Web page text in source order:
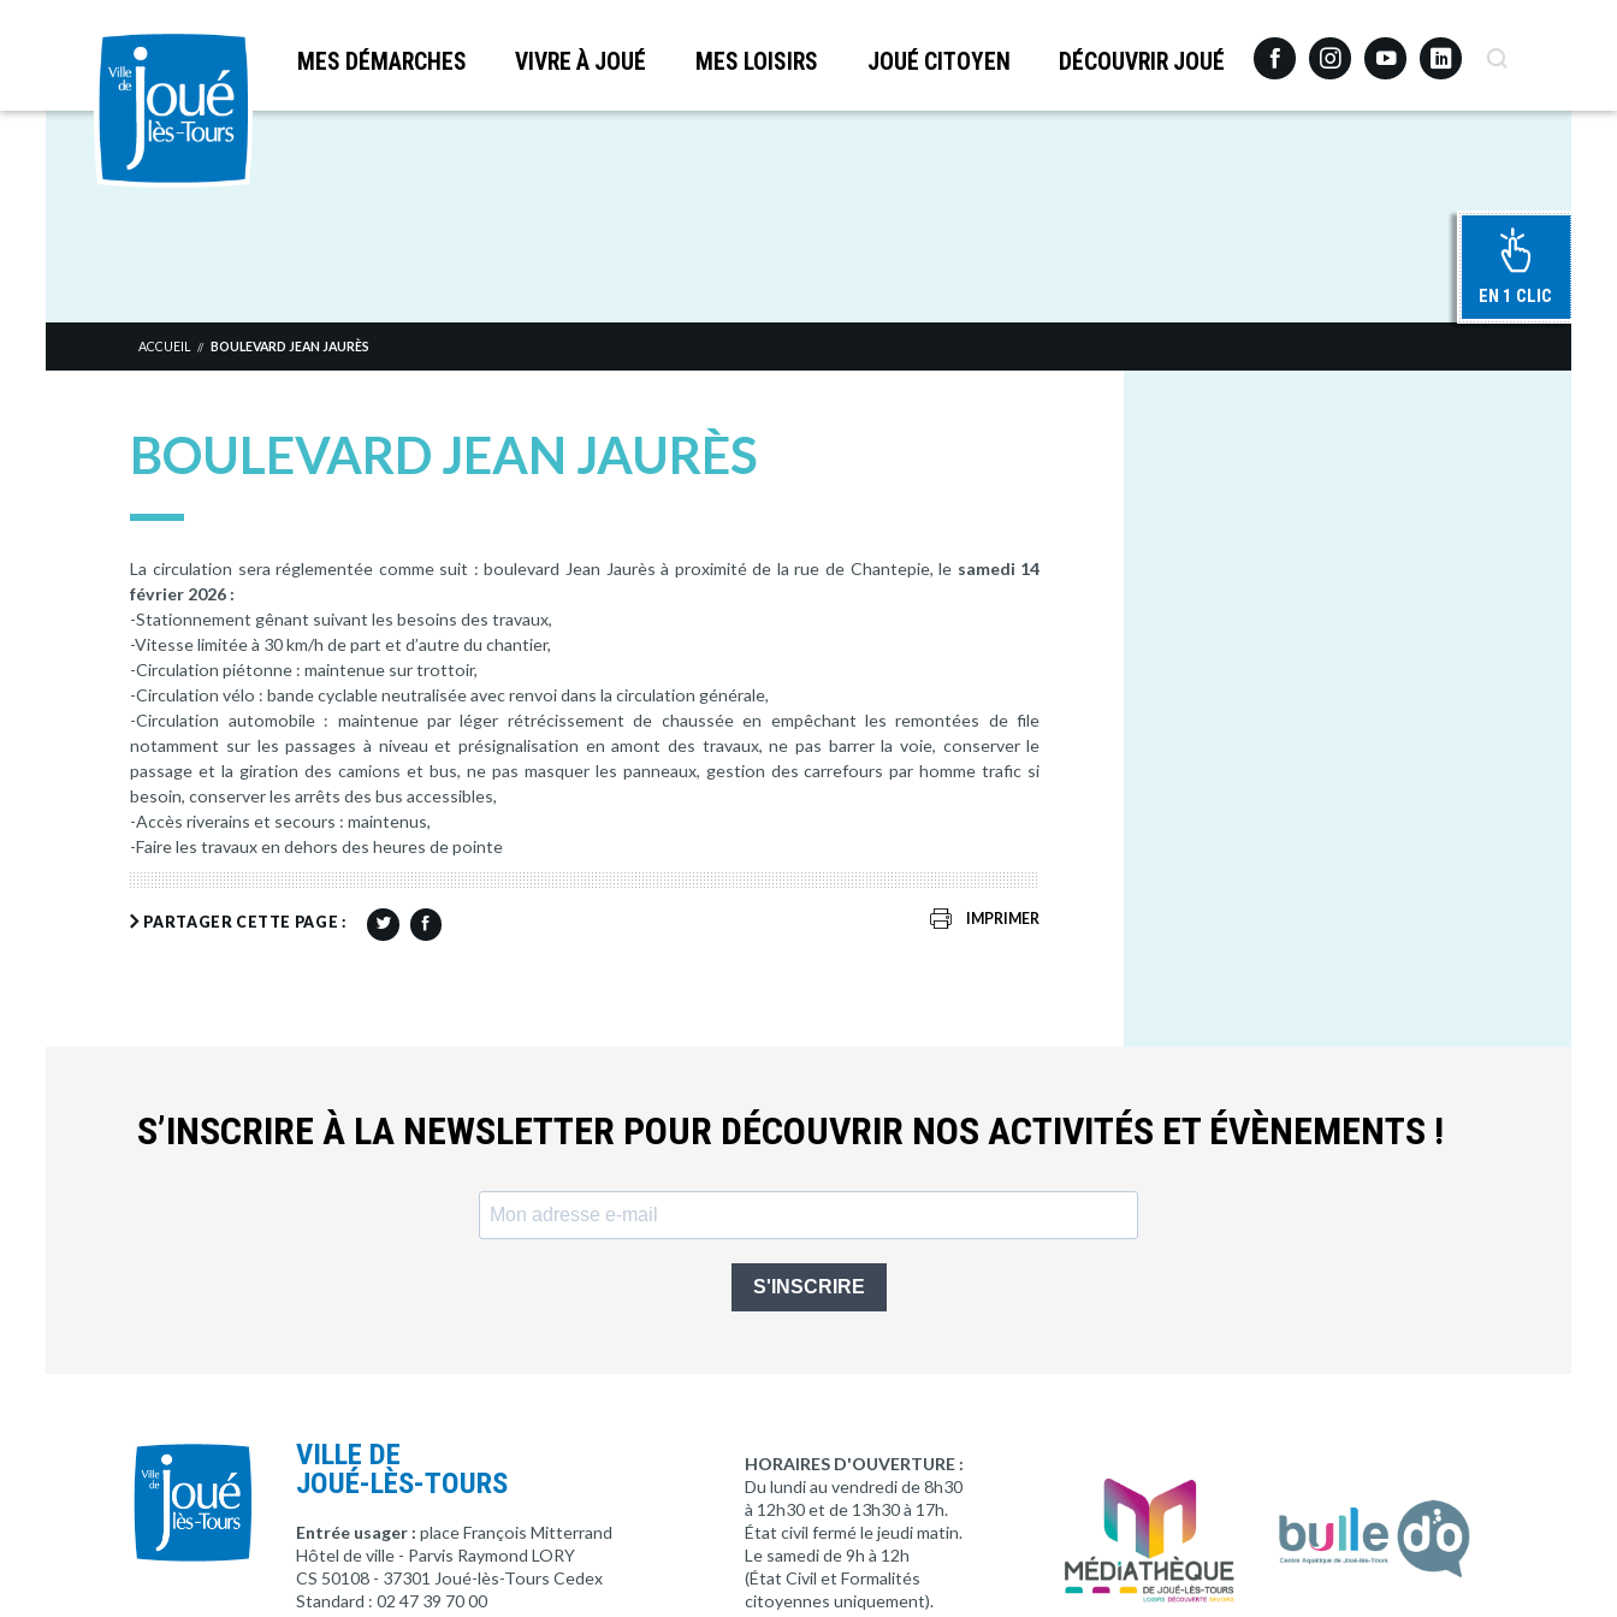
Aller
MES DÉMARCHES VIVRE À JOUÉ MES LOISIRS JOUÉ CITOYEN DÉCOUVRIR JOUÉ FacebookInstagramYoutubeLinkedinRecherche
EN 1 CLIC
ACCUEIL // BOULEVARD JEAN JAURÈS
BOULEVARD JEAN JAURÈS
La circulation sera réglementée comme suit : boulevard Jean Jaurès à proximité de la rue de Chantepie, le samedi 14
février 2026 :
-Stationnement gênant suivant les besoins des travaux,
-Vitesse limitée à 30 km/h de part et d’autre du chantier,
-Circulation piétonne : maintenue sur trottoir,
-Circulation vélo : bande cyclable neutralisée avec renvoi dans la circulation générale,
-Circulation automobile : maintenue par léger rétrécissement de chaussée en empêchant les remontées de file
notamment sur les passages à niveau et présignalisation en amont des travaux, ne pas barrer la voie, conserver le
passage et la giration des camions et bus, ne pas masquer les panneaux, gestion des carrefours par homme trafic si
besoin, conserver les arrêts des bus accessibles,
-Accès riverains et secours : maintenus,
-Faire les travaux en dehors des heures de pointe
PARTAGER CETTE PAGE : IMPRIMER
S’INSCRIRE À LA NEWSLETTER POUR DÉCOUVRIR NOS ACTIVITÉS ET ÉVÈNEMENTS !
S'INSCRIRE
VILLE DE
JOUÉ-LÈS-TOURS
Entrée usager : place François Mitterrand
Hôtel de ville - Parvis Raymond LORY
CS 50108 - 37301 Joué-lès-Tours Cedex
Standard : 02 47 39 70 00
HORAIRES D'OUVERTURE :
Du lundi au vendredi de 8h30
à 12h30 et de 13h30 à 17h.
État civil fermé le jeudi matin.
Le samedi de 9h à 12h
(État Civil et Formalités
citoyennes uniquement).